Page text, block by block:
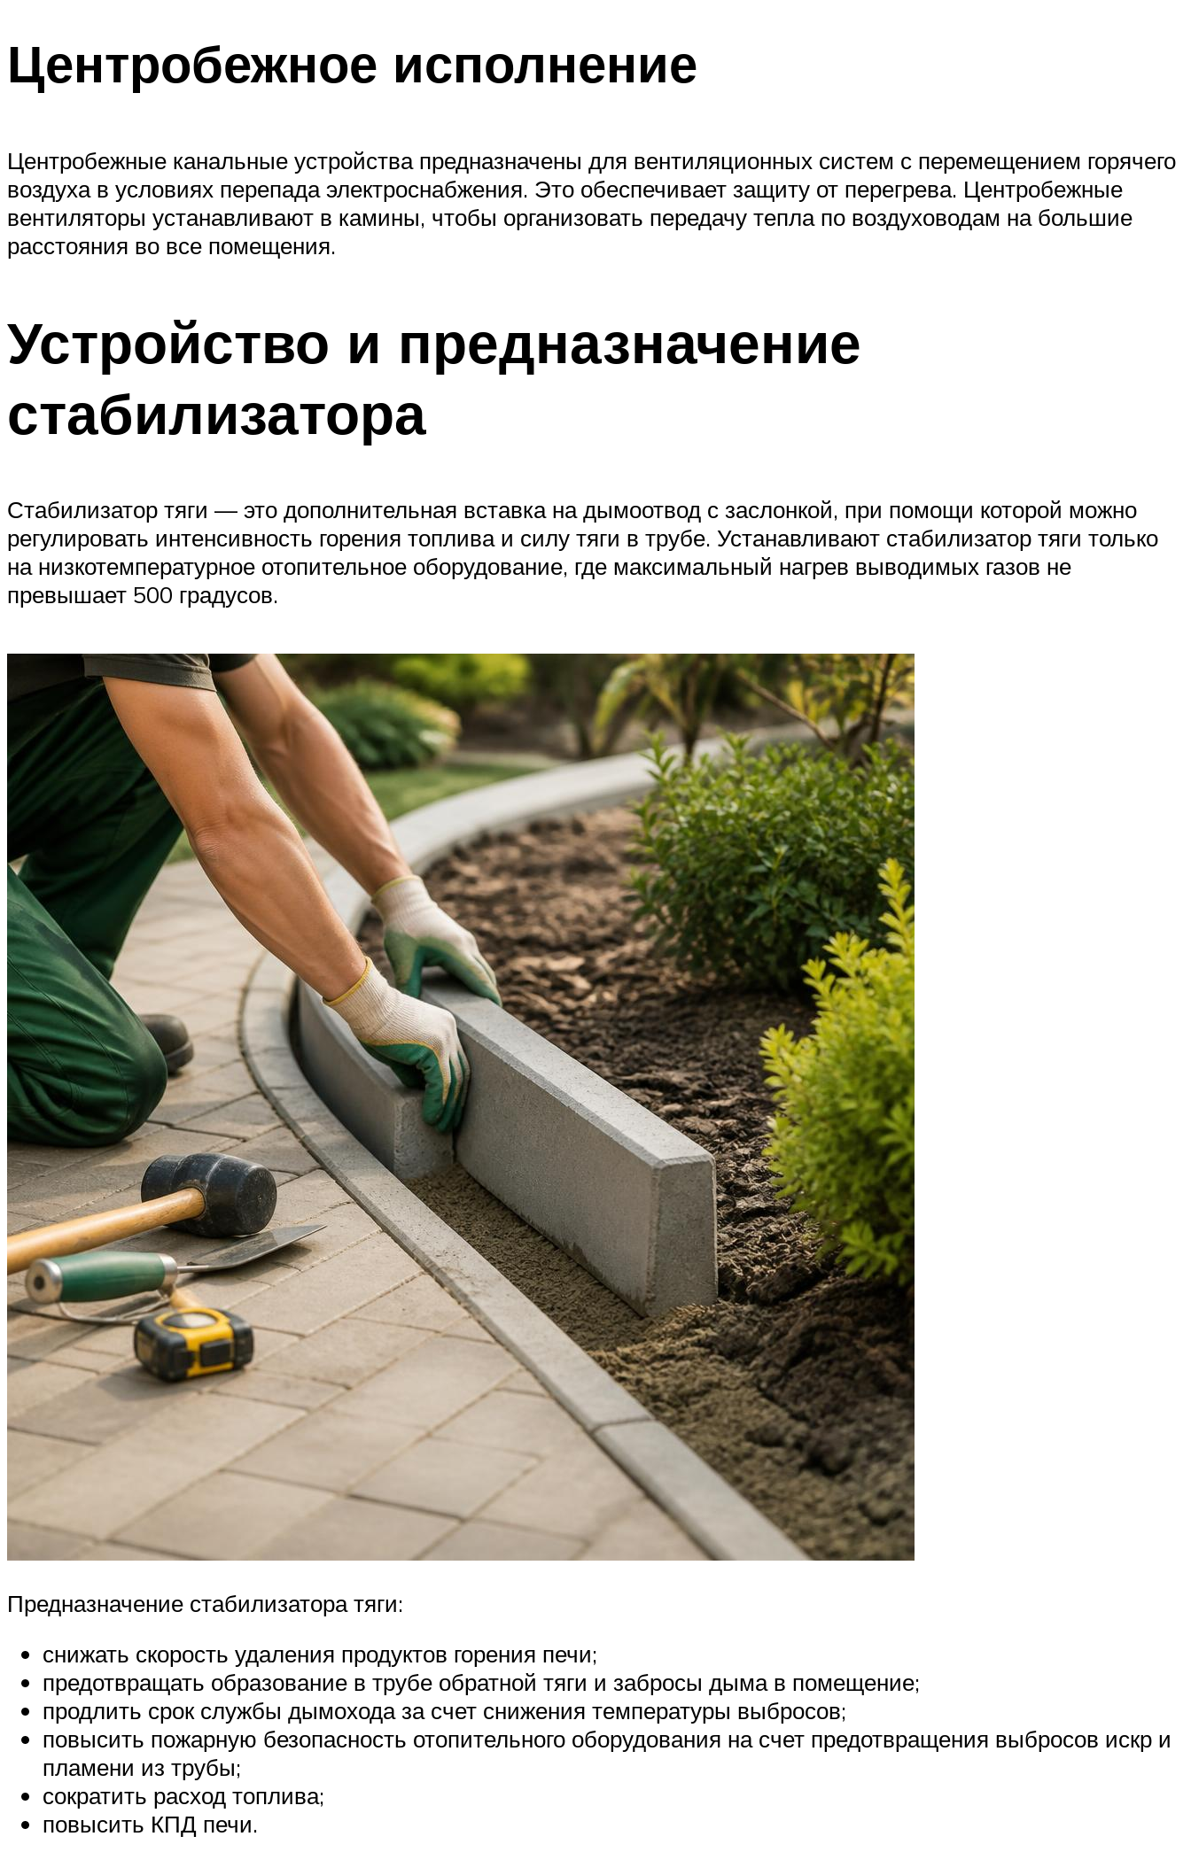
Центробежное исполнение
Центробежные канальные устройства предназначены для вентиляционных систем с перемещением горячего
воздуха в условиях перепада электроснабжения. Это обеспечивает защиту от перегрева. Центробежные
вентиляторы устанавливают в камины, чтобы организовать передачу тепла по воздуховодам на большие
расстояния во все помещения.
Устройство и предназначение
стабилизатора
Стабилизатор тяги — это дополнительная вставка на дымоотвод с заслонкой, при помощи которой можно
регулировать интенсивность горения топлива и силу тяги в трубе. Устанавливают стабилизатор тяги только
на низкотемпературное отопительное оборудование, где максимальный нагрев выводимых газов не
превышает 500 градусов.
Предназначение стабилизатора тяги:
снижать скорость удаления продуктов горения печи;
предотвращать образование в трубе обратной тяги и забросы дыма в помещение;
продлить срок службы дымохода за счет снижения температуры выбросов;
повысить пожарную безопасность отопительного оборудования на счет предотвращения выбросов искр и
пламени из трубы;
сократить расход топлива;
повысить КПД печи.